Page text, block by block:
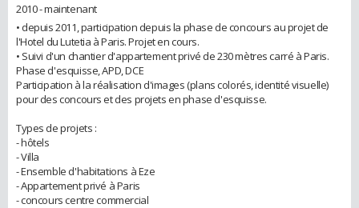
2010 - maintenant
• depuis 2011, participation depuis la phase de concours au projet de
l'Hotel du Lutetia à Paris. Projet en cours.
• Suivi d'un chantier d'appartement privé de 230 mètres carré à Paris.
Phase d'esquisse, APD, DCE
Participation à la réalisation d'images (plans colorés, identité visuelle)
pour des concours et des projets en phase d'esquisse.
Types de projets :
- hôtels
- Villa
- Ensemble d'habitations à Eze
- Appartement privé à Paris
- concours centre commercial